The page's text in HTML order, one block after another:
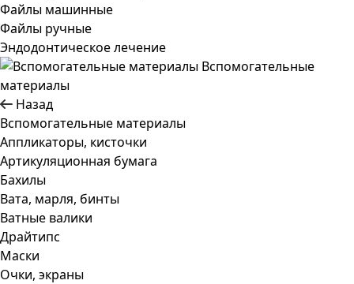
Файлы машинные
Файлы ручные
Эндодонтическое лечение
Вспомогательные
материалы
Назад
Вспомогательные материалы
Аппликаторы, кисточки
Артикуляционная бумага
Бахилы
Вата, марля, бинты
Ватные валики
Драйтипс
Маски
Очки, экраны